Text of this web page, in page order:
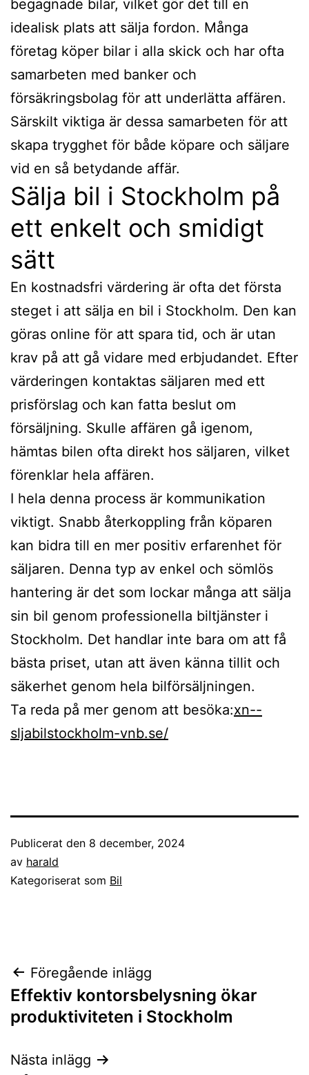
begagnade bilar, vilket gör det till en
idealisk plats att sälja fordon. Många
företag köper bilar i alla skick och har ofta
samarbeten med banker och
försäkringsbolag för att underlätta affären.
Särskilt viktiga är dessa samarbeten för att
skapa trygghet för både köpare och säljare
vid en så betydande affär.
Sälja bil i Stockholm på
ett enkelt och smidigt
sätt
En kostnadsfri värdering är ofta det första
steget i att sälja en bil i Stockholm. Den kan
göras online för att spara tid, och är utan
krav på att gå vidare med erbjudandet. Efter
värderingen kontaktas säljaren med ett
prisförslag och kan fatta beslut om
försäljning. Skulle affären gå igenom,
hämtas bilen ofta direkt hos säljaren, vilket
förenklar hela affären.
I hela denna process är kommunikation
viktigt. Snabb återkoppling från köparen
kan bidra till en mer positiv erfarenhet för
säljaren. Denna typ av enkel och sömlös
hantering är det som lockar många att sälja
sin bil genom professionella biltjänster i
Stockholm. Det handlar inte bara om att få
bästa priset, utan att även känna tillit och
säkerhet genom hela bilförsäljningen.
Ta reda på mer genom att besöka:xn--
sljabilstockholm-vnb.se/
Publicerat den 8 december, 2024
av harald
Kategoriserat som Bil
Inläggsnavigering
Föregående inlägg
Effektiv kontorsbelysning ökar
produktiviteten i Stockholm
Nästa inlägg